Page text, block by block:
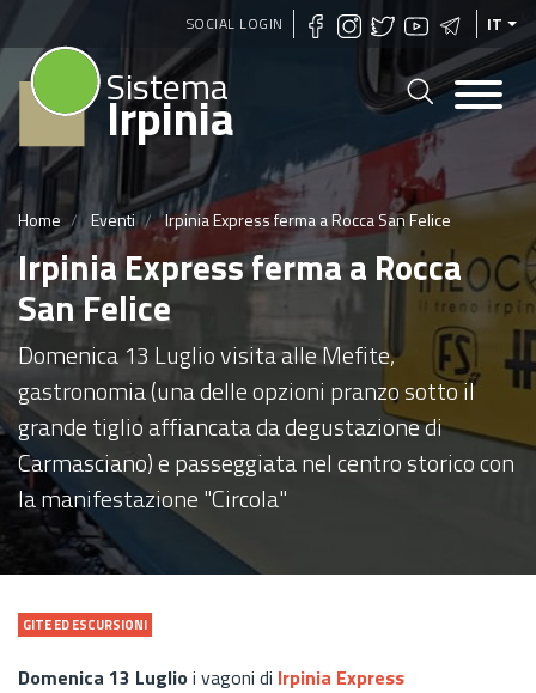
Salta
SOCIAL LOGIN IT
Sistema
Irpinia
Home Eventi Irpinia Express ferma a Rocca San Felice
Irpinia Express ferma a Rocca
San Felice
Domenica 13 Luglio visita alle Mefite,
gastronomia (una delle opzioni pranzo sotto il
grande tiglio affiancata da degustazione di
Carmasciano) e passeggiata nel centro storico con
la manifestazione "Circola"
GITE ED ESCURSIONI
Domenica 13 Luglioi vagoni di Irpinia Express